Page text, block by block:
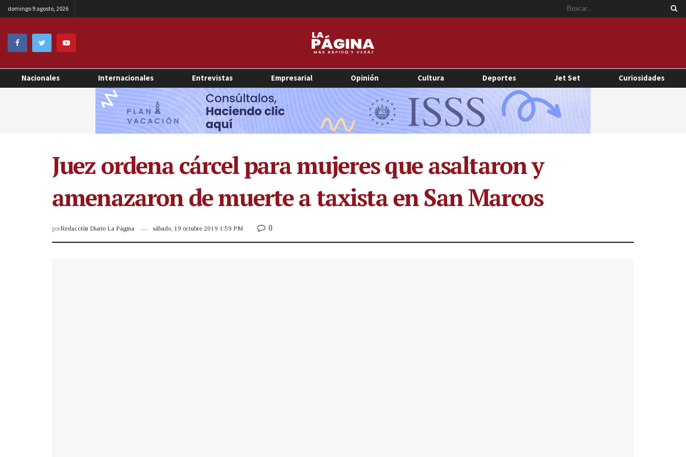
domingo 9 agosto, 2026
Nacionales Internacionales Entrevistas Empresarial Opinión Cultura Deportes Jet Set Curiosidades
Juez ordena cárcel para mujeres que asaltaron y
amenazaron de muerte a taxista en San Marcos
porRedacción Diario La Página sábado, 19 octubre 2019 1:59 PM 0